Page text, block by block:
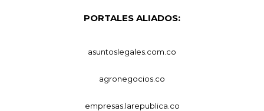
PORTALES ALIADOS:
asuntoslegales.com.co
agronegocios.co
empresas.larepublica.co